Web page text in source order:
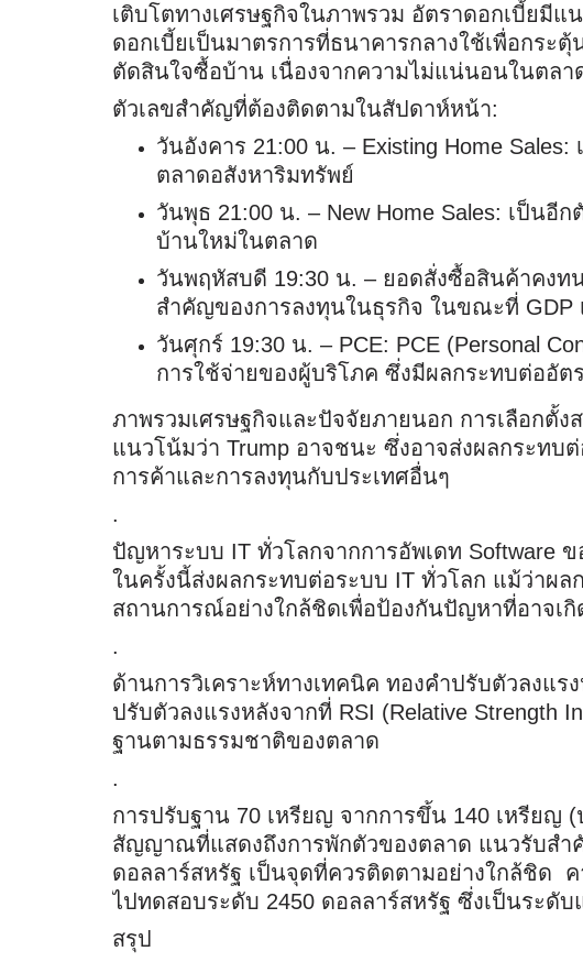
เติบโตทางเศรษฐกิจในภาพรวม อัตราดอกเบี้ยมีแ
ดอกเบี้ยเป็นมาตรการที่ธนาคารกลางใช้เพื่อกระ
ตัดสินใจซื้อบ้าน เนื่องจากความไม่แน่นอนในตลา
ตัวเลขสำคัญที่ต้องติดตามในสัปดาห์หน้า:
วันอังคาร 21:00 น. – Existing Home
ตลาดอสังหาริมทรัพย์
วันพุธ 21:00 น. – New Home Sales: เป็น
บ้านใหม่ในตลาด
วันพฤหัสบดี 19:30 น. – ยอดสั่งซื้อสินค้าคง
สำคัญของการลงทุนในธุรกิจ ในขณะที่ GDP
วันศุกร์ 19:30 น. – PCE: PCE (Personal
การใช้จ่ายของผู้บริโภค ซึ่งมีผลกระทบต่ออัต
ภาพรวมเศรษฐกิจและปัจจัยภายนอก การเลือกตั้
แนวโน้มว่า Trump อาจชนะ ซึ่งอาจส่งผลกระทบ
การค้าและการลงทุนกับประเทศอื่นๆ
.
ปัญหาระบบ IT ทั่วโลกจากการอัพเดท Software ข
ในครั้งนี้ส่งผลกระทบต่อระบบ IT ทั่วโลก แม้ว่าผ
สถานการณ์อย่างใกล้ชิดเพื่อป้องกันปัญหาที่อาจเ
.
ด้านการวิเคราะห์ทางเทคนิค ทองคำปรับตัวลงแร
ปรับตัวลงแรงหลังจากที่ RSI (Relative Strength
ฐานตามธรรมชาติของตลาด
.
การปรับฐาน 70 เหรียญ จากการขึ้น 140 เหรียญ
สัญญาณที่แสดงถึงการพักตัวของตลาด แนวรับสำ
ดอลลาร์สหรัฐ เป็นจุดที่ควรติดตามอย่างใกล้ชิด
ไปทดสอบระดับ 2450 ดอลลาร์สหรัฐ ซึ่งเป็นระดั
สรุป